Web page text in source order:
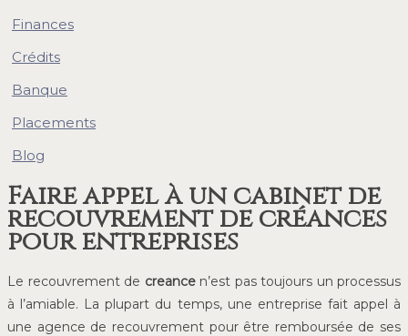
Finances
Crédits
Banque
Placements
Blog
Faire appel à un cabinet de
recouvrement de créances
pour entreprises
Le recouvrement de creancen’est pas toujours un processus
à l’amiable. La plupart du temps, une entreprise fait appel à
une agence de recouvrement pour être remboursée de ses